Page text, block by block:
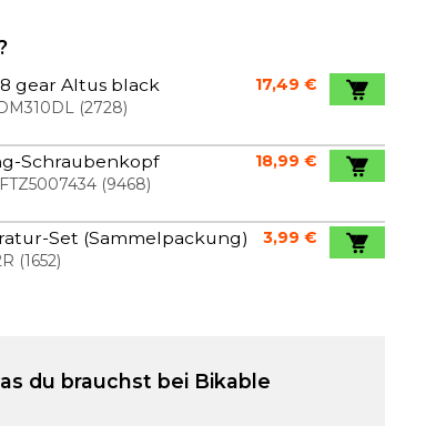
gear Altus black
(2728)
17,49 €
Schraubenkopf
(9468)
18,99 €
Set (Sammelpackung)
(1652)
3,99 €
du brauchst bei Bikable